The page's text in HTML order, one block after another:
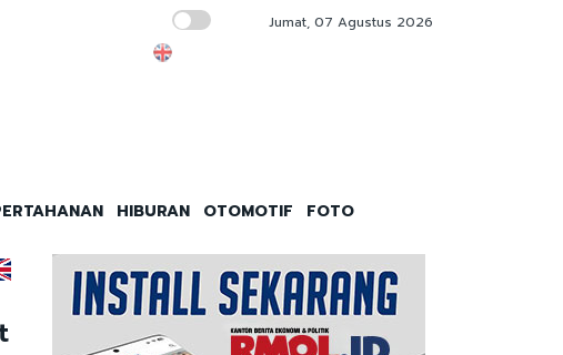
Rencana Purbaya Kuasai Saham Whoosh
Jumat, 07 Agustus 2026
HIBURAN OTOMOTIF FOTO